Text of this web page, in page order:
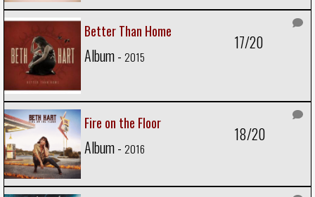
Better Than Home
Album - 2015
17/20
Fire on the Floor
Album - 2016
18/20